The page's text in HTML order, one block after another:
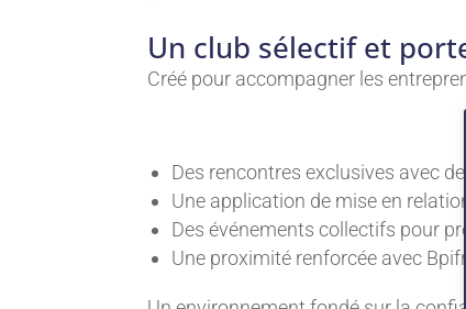
Un club sélectif et
Créé pour accompagner les
Des rencontres exclusives avec
Une application de mise en
Des événements collectifs pour
Une proximité renforcée avec